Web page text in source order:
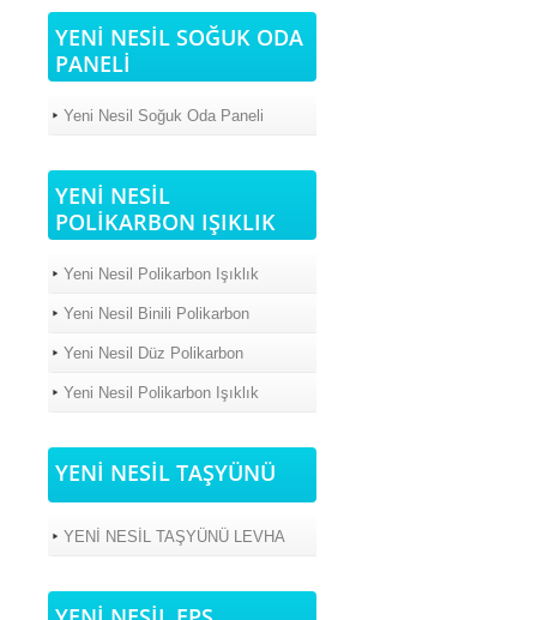
YENİ NESİL SOĞUK ODA
PANELİ
Yeni Nesil Soğuk Oda Paneli
YENİ NESİL
POLİKARBON IŞIKLIK
Yeni Nesil Polikarbon Işıklık
Yeni Nesil Binili Polikarbon
Yeni Nesil Düz Polikarbon
Yeni Nesil Polikarbon Işıklık
YENİ NESİL TAŞYÜNÜ
YENİ NESİL TAŞYÜNÜ LEVHA